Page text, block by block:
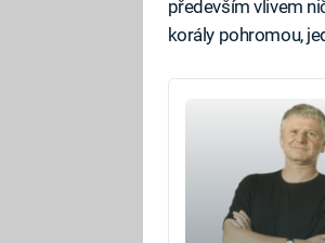
především vlivem
korály pohromou,